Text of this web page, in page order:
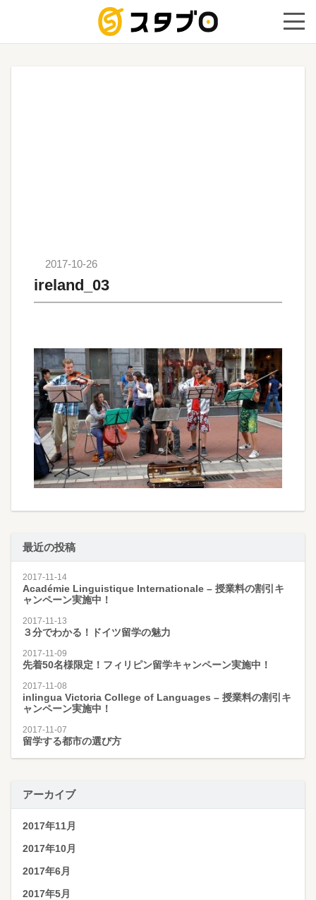
手続き
2017-10-26
ireland_03
最近の投稿
2017-11-14
Académie Linguistique Internationale – 授業料の割引キ
ャンペーン実施中！
2017-11-13
３分でわかる！ドイツ留学の魅力
2017-11-09
先着50名様限定！フィリピン留学キャンペーン実施中！
2017-11-08
inlingua Victoria College of Languages – 授業料の割引キ
ャンペーン実施中！
2017-11-07
留学する都市の選び方
アーカイブ
2017年11月
2017年10月
2017年6月
2017年5月